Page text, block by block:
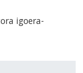
igoera-